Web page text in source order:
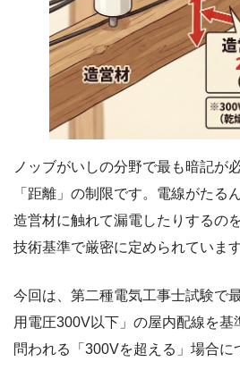
ノッブがいしの分野で最も暗記が
「距離」の制限です。電線がたる
造営材に触れて漏電したりするの
技術基準で厳密に定められています
今回は、第二種電気工事士試験で
用電圧300V以下」の屋内配線を基
問われる「300Vを超える」場合に